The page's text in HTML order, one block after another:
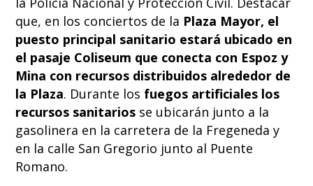
que, en los conciertos de la Plaza Mayor, el
puesto principal sanitario estará ubicado en
el pasaje Coliseum que conecta con Espoz y
Mina con recursos distribuidos alrededor de
la Plaza. Durante los fuegos artificiales los
recursos sanitarios se ubicarán junto a la
gasolinera en la carretera de la Fregeneda y
en la calle San Gregorio junto al Puente
Romano.